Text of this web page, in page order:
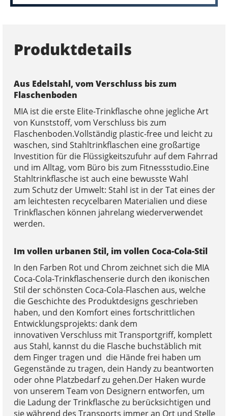
Produktdetails
Aus Edelstahl, vom Verschluss bis zum
Flaschenboden
MIA ist die erste Elite-Trinkflasche ohne jegliche Art
von Kunststoff, vom Verschluss bis zum
Flaschenboden.Vollständig plastic-free und leicht zu
waschen, sind Stahltrinkflaschen eine großartige
Investition für die Flüssigkeitszufuhr auf dem Fahrrad
und im Alltag, vom Büro bis zum Fitnessstudio.Eine
Stahltrinkflasche ist auch eine bewusste Wahl
zum Schutz der Umwelt: Stahl ist in der Tat eines der
am leichtesten recycelbaren Materialien und diese
Trinkflaschen können jahrelang wiederverwendet
werden.
Im vollen urbanen Stil, im vollen Coca-Cola-Stil
In den Farben Rot und Chrom zeichnet sich die MIA
Coca-Cola-Trinkflaschenserie durch den ikonischen
Stil der schönsten Coca-Cola-Flaschen aus, welche
die Geschichte des Produktdesigns geschrieben
haben, und den Komfort eines fortschrittlichen
Entwicklungsprojekts: dank dem
innovativen Verschluss mit Transportgriff, komplett
aus Stahl, kannst du die Flasche buchstäblich mit
dem Finger tragen und die Hände frei haben um
Gegenstände zu tragen, dein Handy zu beantworten
oder ohne Platzbedarf zu gehen.Der Haken wurde
von unserem Team von Designern entworfen, um
die Ladung der Trinkflasche zu berücksichtigen und
sie während des Transports immer an Ort und Stelle